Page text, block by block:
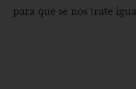
para que se nos trate